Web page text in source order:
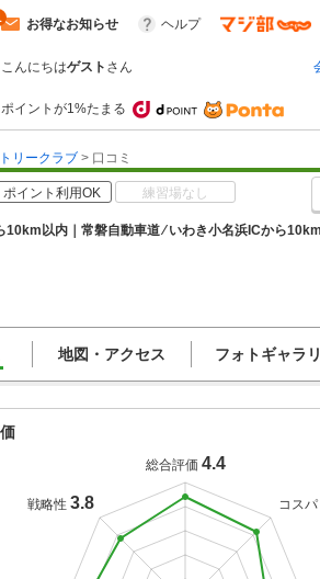
お得なお知らせ ヘルプ
こんにちはゲスト さん
ポイントが1%たまる
リークラブ > 口コミ
ポイント利用OK 練習場なし
10km以内｜常磐自動車道 ⁄ いわき小名浜ICから
地図・アクセス フォトギャラ
総合評価 4.4
コスパ
戦略性 3.8